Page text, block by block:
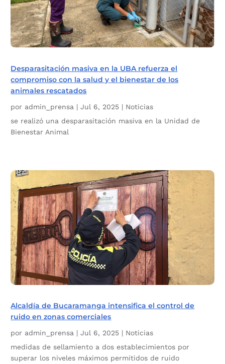
Desparasitación masiva en la UBA refuerza el
compromiso con la salud y el bienestar de los
animales rescatados
por admin_prensa |Jul 6, 2025 | Noticias
se realizó una desparasitación masiva en la Unidad de
Bienestar Animal
Alcaldía de Bucaramanga intensifica el control de
ruido en zonas comerciales
por admin_prensa |Jul 6, 2025 | Noticias
medidas de sellamiento a dos establecimientos por
superar los niveles máximos permitidos de ruido